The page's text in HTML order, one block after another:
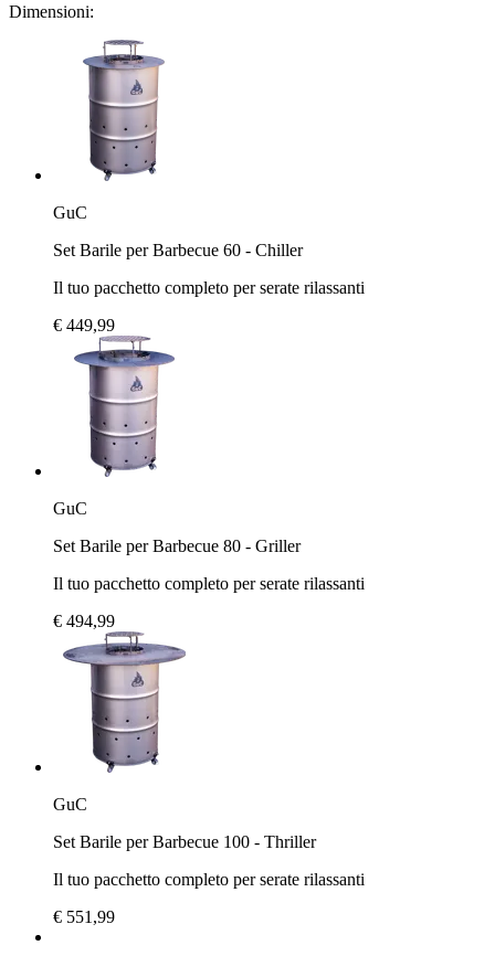
Dimensioni:
GuC
Set Barile per Barbecue 60 - Chiller
Il tuo pacchetto completo per serate rilassanti
€ 449,99
GuC
Set Barile per Barbecue 80 - Griller
Il tuo pacchetto completo per serate rilassanti
€ 494,99
GuC
Set Barile per Barbecue 100 - Thriller
Il tuo pacchetto completo per serate rilassanti
€ 551,99